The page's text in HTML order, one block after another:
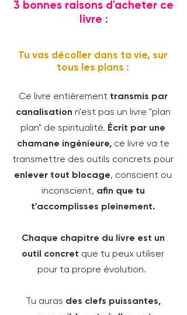
3 bonnes raisons d'acheter ce
livre :
Tu vas décoller dans ta vie, sur
tous les plans :
Ce livre entièrement transmis par
canalisation n'est pas un livre "plan
plan" de spiritualité. Écrit par une
chamane ingénieure,ce livre va te
transmettre des outils concrets pour
enlever tout blocage, conscient ou
inconscient, afin que tu
t'accomplisses pleinement.
Chaque chapitre du livre est un
outil concret que tu peux utiliser
pour ta propre évolution.
Tu auras des clefs puissantes,